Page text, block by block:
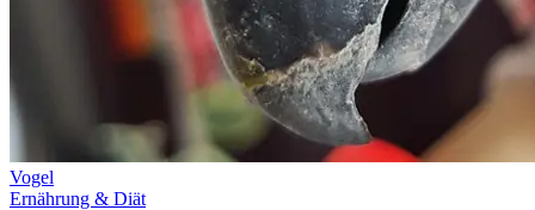
Vogel
Ernährung & Diät